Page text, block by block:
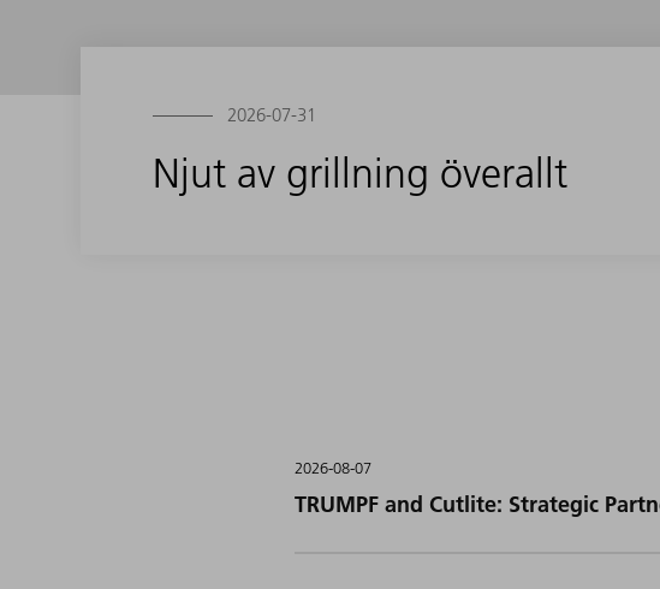
2026-07-31
Njut av grillning överallt
2026-08-07
TRUMPF and Cutlite: Strategic